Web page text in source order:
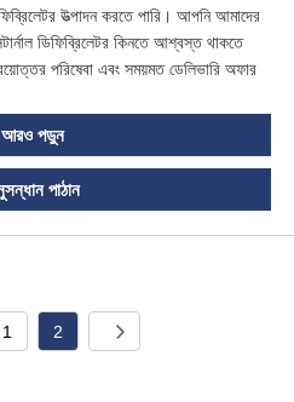
উত্পাদন করতে পারি। আপনি আমাদের
ডিফিব্রিলেটর কিনতে আশ্বস্ত থাকতে
পরিষেবা এবং সময়মত ডেলিভারি অফার
আরও পড়ুন
পাঠান
1 2